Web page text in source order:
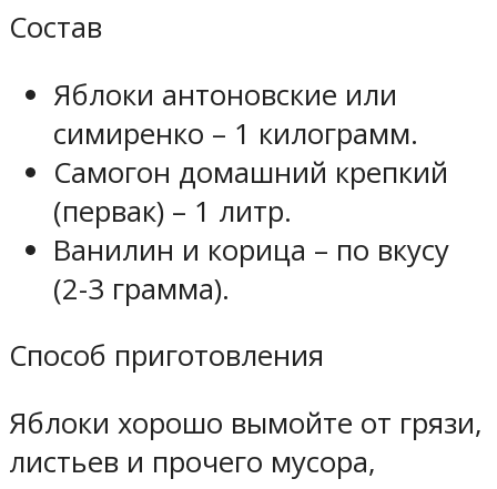
Состав
Яблоки антоновские или
симиренко – 1 килограмм.
Самогон домашний крепкий
(первак) – 1 литр.
Ванилин и корица – по вкусу
(2-3 грамма).
Способ приготовления
Яблоки хорошо вымойте от грязи,
листьев и прочего мусора,